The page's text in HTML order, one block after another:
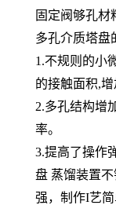
固定阀够孔材
多孔介质塔盘
1.不规则的小
的接触面积,增
2.多孔结构增
率。
3.提高了操作
盘 蒸馏装置
强，制作I艺简